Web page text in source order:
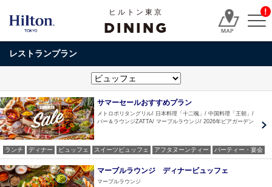
ヒルトン東京
DINING
!
レストランプラン
サマーセールおすすめプラン
メトロポリタングリル 日本料理「十二颯」 中国料理「王朝」
バー＆ラウンジZATTA マーブルラウンジ 2026年ビアガーデン
ランチ ディナー ビュッフェ スイーツビュッフェ アフタヌーンティー パーティー・宴会
マーブルラウンジ ディナービュッフェ
マーブルラウンジ